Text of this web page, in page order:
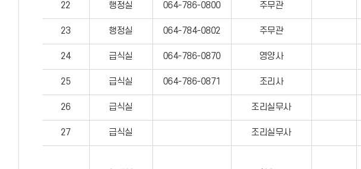
22 행정실 064-786-0800 주무관
23 행정실 064-784-0802 주무관
24 급식실 064-786-0870 영양사
25 급식실 064-786-0871 조리사
26 급식실 조리실무사
27 급식실 조리실무사